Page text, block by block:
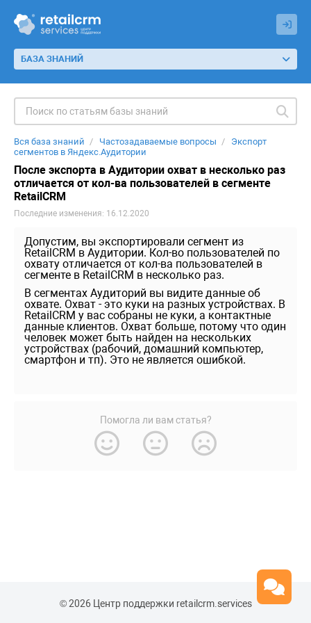
БАЗА ЗНАНИЙ
Вся база знаний Частозадаваемые вопросы
Экспорт
сегментов в Яндекс.Аудитории
После экспорта в Аудитории охват в несколько раз
отличается от кол-ва пользователей в сегменте
RetailCRM
Последние изменения: 16.12.2020
Допустим, вы экспортировали сегмент из
RetailCRM в Аудитории. Кол-во пользователей по
охвату отличается от кол-ва пользователей в
сегменте в RetailCRM в несколько раз.
В сегментах Аудиторий вы видите данные об
охвате. Охват - это куки на разных устройствах. В
RetailCRM у вас собраны не куки, а контактные
данные клиентов. Охват больше, потому что один
человек может быть найден на нескольких
устройствах (рабочий, домашний компьютер,
смартфон и тп). Это не является ошибкой.
Помогла ли вам статья?
© 2026 Центр поддержки retailcrm.services